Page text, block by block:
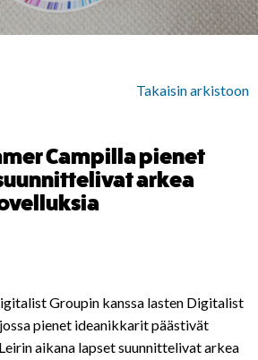
Takaisin arkistoon
Campilla pienet
arkea
Groupin kanssa lasten Digitalist
pienet ideanikkarit päästivät
aikana lapset suunnittelivat arkea